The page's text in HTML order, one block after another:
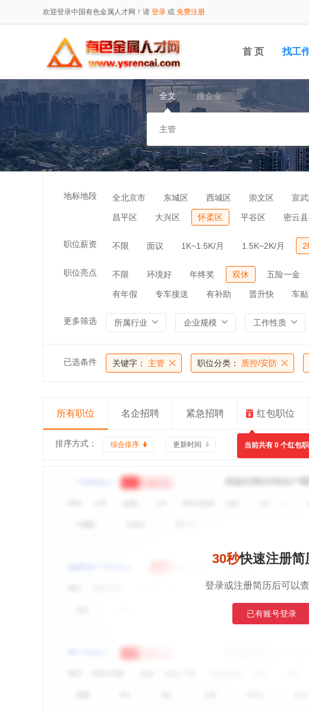
欢迎登录中国有色金属人才网！请 登录 或 免费注册
首 页 找工
全文 搜企业
地标地段 全北京市 东城区 西城区 崇文区 宣
昌平区 大兴区 怀柔区 平谷区 密云县
职位薪资 不限 面议 1K~1.5K/月 1.5K~2K/月
职位亮点 不限 环境好 年终奖 双休 五险一金
有年假 专车接送 有补助 晋升快 车贴
更多筛选 所属行业 企业规模 工作性质
已选条件 关键字： 主管 职位分类： 质控/安防
所有职位 名企招聘 紧急招聘 红包职位
当前共有 0 个红包
排序方式： 综合排序 更新时间
30秒快速注册简
登录或注册简历后可以
已有账号登录